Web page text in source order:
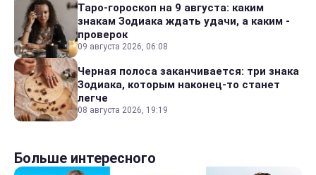
Таро-гороскоп на 9 августа: каким
знакам Зодиака ждать удачи, а каким -
проверок
09 августа 2026, 06:08
Черная полоса заканчивается: три знака
Зодиака, которым наконец-то станет
легче
08 августа 2026, 19:19
Больше интересного